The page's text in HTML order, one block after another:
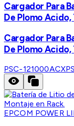
Cargador Para
De Plomo
Cargador Para
De Plomo
PSC-121000ACX
EPCOM POWER